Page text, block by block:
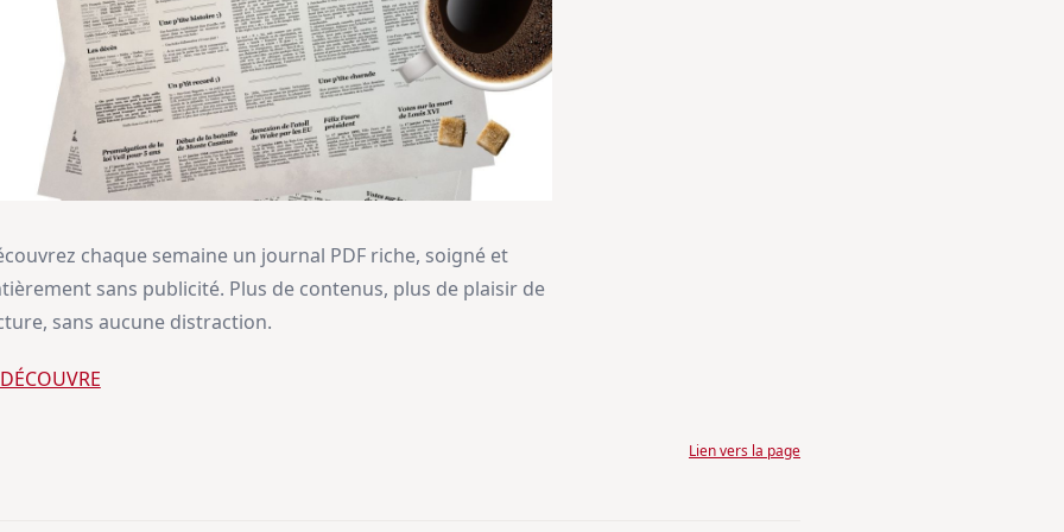
chaque semaine un journal PDF riche, soigné et
sans publicité. Plus de contenus, plus de plaisir de
sans aucune distraction.
DÉCOUVRE
Lien vers la page